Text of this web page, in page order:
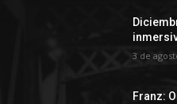
3 de
Franz: